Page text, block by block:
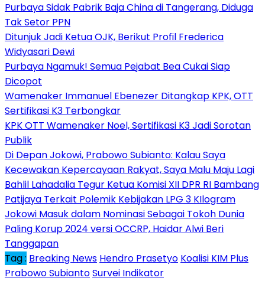
Purbaya Sidak Pabrik Baja China di Tangerang, Diduga
Tak Setor PPN
Ditunjuk Jadi Ketua OJK, Berikut Profil Frederica
Widyasari Dewi
Purbaya Ngamuk! Semua Pejabat Bea Cukai Siap
Dicopot
Wamenaker Immanuel Ebenezer Ditangkap KPK, OTT
Sertifikasi K3 Terbongkar
KPK OTT Wamenaker Noel, Sertifikasi K3 Jadi Sorotan
Publik
Di Depan Jokowi, Prabowo Subianto: Kalau Saya
Kecewakan Kepercayaan Rakyat, Saya Malu Maju Lagi
Bahlil Lahadalia Tegur Ketua Komisi XII DPR RI Bambang
Patijaya Terkait Polemik Kebijakan LPG 3 KIlogram
Jokowi Masuk dalam Nominasi Sebagai Tokoh Dunia
Paling Korup 2024 versi OCCRP, Haidar Alwi Beri
Tanggapan
Tag : Breaking News Hendro Prasetyo Koalisi KIM Plus
Prabowo SubiantoSurvei Indikator